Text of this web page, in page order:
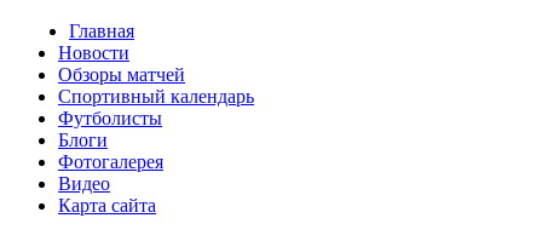
Главная
Новости
Обзоры матчей
Спортивный календарь
Футболисты
Блоги
Фотогалерея
Видео
Карта сайта